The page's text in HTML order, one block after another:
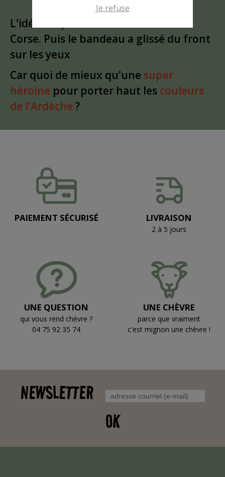
L'idée est partie d'un
Corse. Puis le bandeau a glissé du front
sur les yeux
Car quoi de mieux qu'une super
héroïne pour porter haut les couleurs
de l'Ardèche ?
PAIEMENT SÉCURISÉ LIVRAISON
2 à 5 jours
UNE QUESTION
qui vous rend chèvre ?
04 75 92 35 74
UNE CHÈVRE
parce que vraiment
c'est mignon une chèvre !
NEWSLETTER
OK
Je refuse